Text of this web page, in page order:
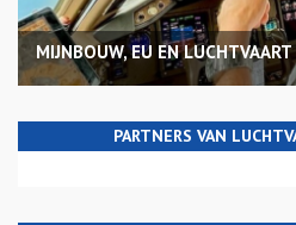
MIJNBOUW, EU EN LUCHTVAART
PARTNERS VAN